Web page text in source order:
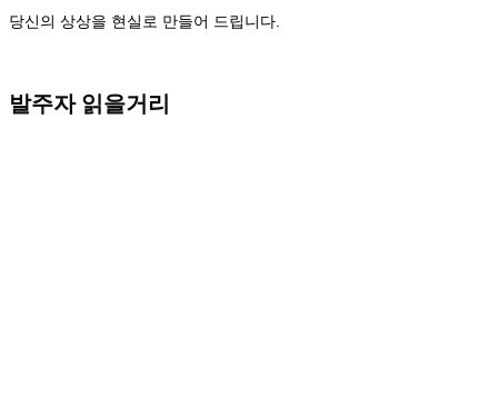
당신의 상상을 현실로 만들어 드립니다.
발주자 읽을거리